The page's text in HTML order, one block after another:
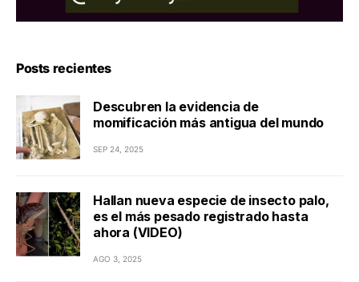
Posts recientes
Descubren la evidencia de
momificación más antigua del mundo
SEP 24, 2025
Hallan nueva especie de insecto palo,
es el más pesado registrado hasta
ahora (VIDEO)
AGO 3, 2025